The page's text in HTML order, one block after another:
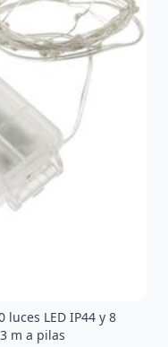
LED IP44 y 8
m a pilas